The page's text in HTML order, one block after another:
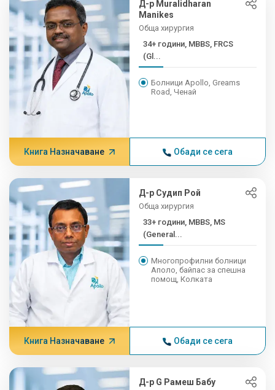
Д-р Muralidharan
Manikes
Обща хирургия
34+ години, MBBS, FRCS
(Gl...
Болници Apollo, Greams
Road, Ченай
Книга Назначаване Обади се сега
Д-р Судип Рой
Обща хирургия
33+ години, MBBS, MS
(General...
Многопрофилни болници
Аполо, байпас за спешна
помощ, Колката
Книга Назначаване Обади се сега
Д-р G Рамеш Бабу